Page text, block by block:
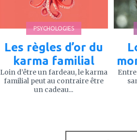
PSYCHOLOGIES
Les règles d’or du
karma familial
Loin d’être un fardeau, le karma
familial peut au contraire être
un cadeau...